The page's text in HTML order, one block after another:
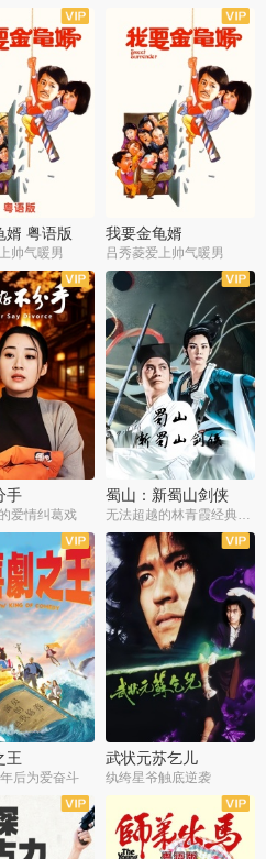
婿 粤语版
帅气暖男
我要金龟婿
吕秀菱爱上帅气暖男
手
爱情纠葛戏
蜀山：新蜀山剑侠
无法超越的林青霞经典角色
王
后为爱奋斗
武状元苏乞儿
纨绔星爷触底逆袭